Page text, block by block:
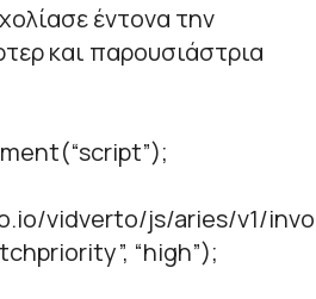
έντονα την
και παρουσιάστρια
vidverto/js/aries/v1/
“high”);